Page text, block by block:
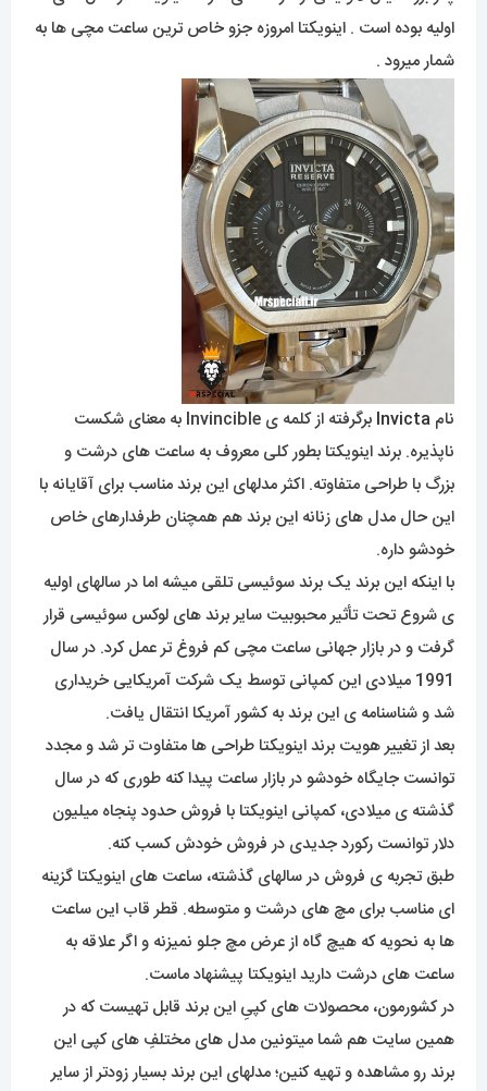
اولیه بوده است . اینویکتا امروزه جزو خاص ترین ساعت مچی ها به
شمار میرود .
نام Invicta
برگرفته از کلمه ی Invincible به معنای شکست
ناپذیره. برند اینویکتا بطور کلی معروف به ساعت های درشت و
بزرگ با طراحی متفاوته. اکثر مدلهای این برند مناسب برای آقایانه با
این حال مدل های زنانه این برند هم همچنان طرفدارهای خاص
خودشو داره.
با اینکه این برند یک برند سوئیسی تلقی میشه اما در سالهای اولیه
ی شروع تحت تأثیر محبوبیت سایر برند های لوکس سوئیسی قرار
گرفت و در بازار جهانی ساعت مچی کم فروغ تر عمل کرد. در سال
1991 میلادی این کمپانی توسط یک شرکت آمریکایی خریداری
شد و شناسنامه ی این برند به کشور آمریکا انتقال یافت.
بعد از تغییر هویت برند اینویکتا طراحی ها متفاوت تر شد و مجدد
توانست جایگاه خودشو در بازار ساعت پیدا کنه طوری که در سال
گذشته ی میلادی، کمپانی اینویکتا با فروش حدود پنجاه میلیون
دلار توانست رکورد جدیدی در فروش خودش کسب کنه.
طبق تجربه ی فروش در سالهای گذشته، ساعت های اینویکتا گزینه
ای مناسب برای مچ های درشت و متوسطه. قطر قاب این ساعت
ها به نحویه که هیچ گاه از عرض مچ جلو نمیزنه و اگر علاقه به
ساعت های درشت دارید اینویکتا پیشنهاد ماست.
در کشورمون، محصولات های کپیِ این برند قابل تهیست که در
همین سایت هم شما میتونین مدل های مختلفِ های کپی این
برند رو مشاهده و تهیه کنین؛ مدلهای این برند بسیار زودتر از سایر